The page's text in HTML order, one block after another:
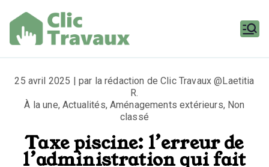
contenu
Travaux
25 avril 2025 | par la rédaction de Clic Travaux @Laetitia
R.
À la une,Actualités,Aménagements extérieurs, Non
classé
Taxe piscine: l’erreur de
l’administration qui fait